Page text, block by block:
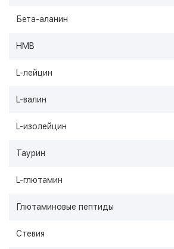
Бета-аланин
HMB
L-лейцин
L-валин
L-изолейцин
Таурин
L-глютамин
Глютаминовые пептиды
Стевия